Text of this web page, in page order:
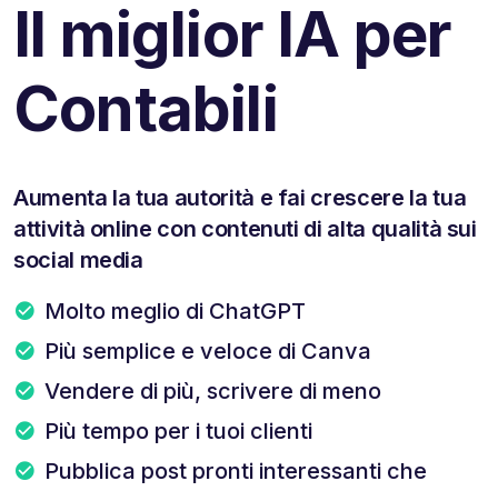
Il miglior IA per
Contabili
Aumenta la tua autorità e fai crescere la tua
attività online con contenuti di alta qualità sui
social media
Molto meglio di ChatGPT
Più semplice e veloce di Canva
Vendere di più, scrivere di meno
Più tempo per i tuoi clienti
Pubblica post pronti interessanti che